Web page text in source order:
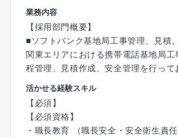
エンジニアリングとオペレーションの
の 「いま」 を支え、 「未来」 へとつ
SBエンジニアリングは、ソフトバン
として「安全」「品質」「お客様への
続けます。
【この求人の魅力】
大規模ネットワーク設備の維持管理に
会のインフラの進歩を自らの技能で支
ファシリティについて多種多様の業務
【仕事の魅力】
大規模ネットワーク設備の構築・維持
情報社会のインフラ基盤を構築。
社会発展を自らのスキルで支える仕事
スキル・経験の浅い方へは、上記業務
がら成長を支援します。
【休日出勤】
計画的な休日出勤。平日に振休取得。
業務内容
【採用部門概要】
■ソフトバンク基地局工事管理、見積
関東エリアにおける携帯電話基地局
程管理、見積作成、安全管理を行って
日常欠かせない通信設備の新規構築か
の取り換えをおこなっております。
新しい5Gのエリア拡大を一緒に構築
う。
活かせる経験スキル
【必須】
【必須資格】
・職長教育 （職長安全・安全衛生責任